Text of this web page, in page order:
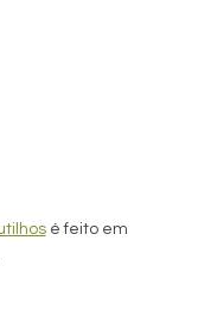
é feito em